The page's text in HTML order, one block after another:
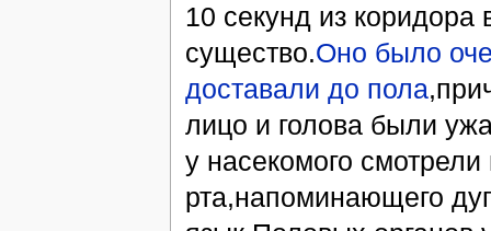
10 секунд из
существо.Оно было
доставали до пола
лицо и голова были
у насекомого
рта,напоминающего